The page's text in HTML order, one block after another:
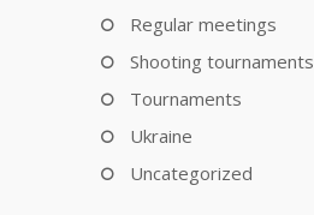
Regular meetings
Shooting tournaments
Tournaments
Ukraine
Uncategorized